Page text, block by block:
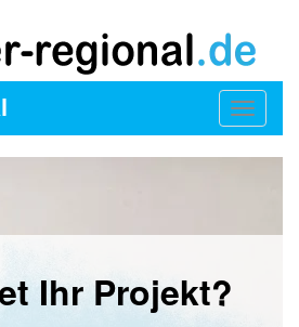
Toggle
Ihr Projekt?